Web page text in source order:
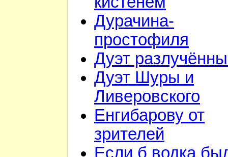
Дурачина-
простофиля
Дуэт
Дуэт Шуры и
Ливеровского
Енгибарову от
зрителей
Если б водка